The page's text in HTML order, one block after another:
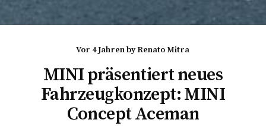
vor 4 JahrenbyRenato Mitra
MINI präsentiert neues
Fahrzeugkonzept: MINI
Concept Aceman